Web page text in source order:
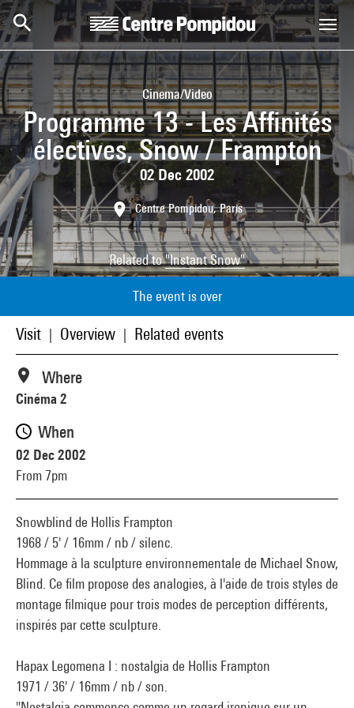
Skip to main content
Centre Pompidou
Cinema/Video
Programme 13 - Les Affinités
électives, Snow / Frampton
02 Dec 2002
Centre Pompidou, Paris
Related to"Instant Snow"
The event is over
Visit Overview Related events
Snowblind de Hollis Frampton
1968 / 5' / 16mm / nb / silenc.
Hommage à la sculpture environnementale de Michael Snow,
Blind. Ce film propose des analogies, à l'aide de trois styles de
montage filmique pour trois modes de perception différents,
inspirés par cette sculpture.
Hapax Legomena I : nostalgia de Hollis Frampton
1971 / 36' / 16mm / nb / son.
Where
Cinéma 2
When
02 Dec 2002
From 7pm